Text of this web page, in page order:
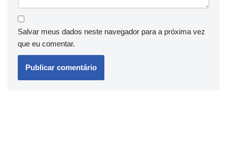
Salvar meus dados neste navegador para a próxima vez
que eu comentar.